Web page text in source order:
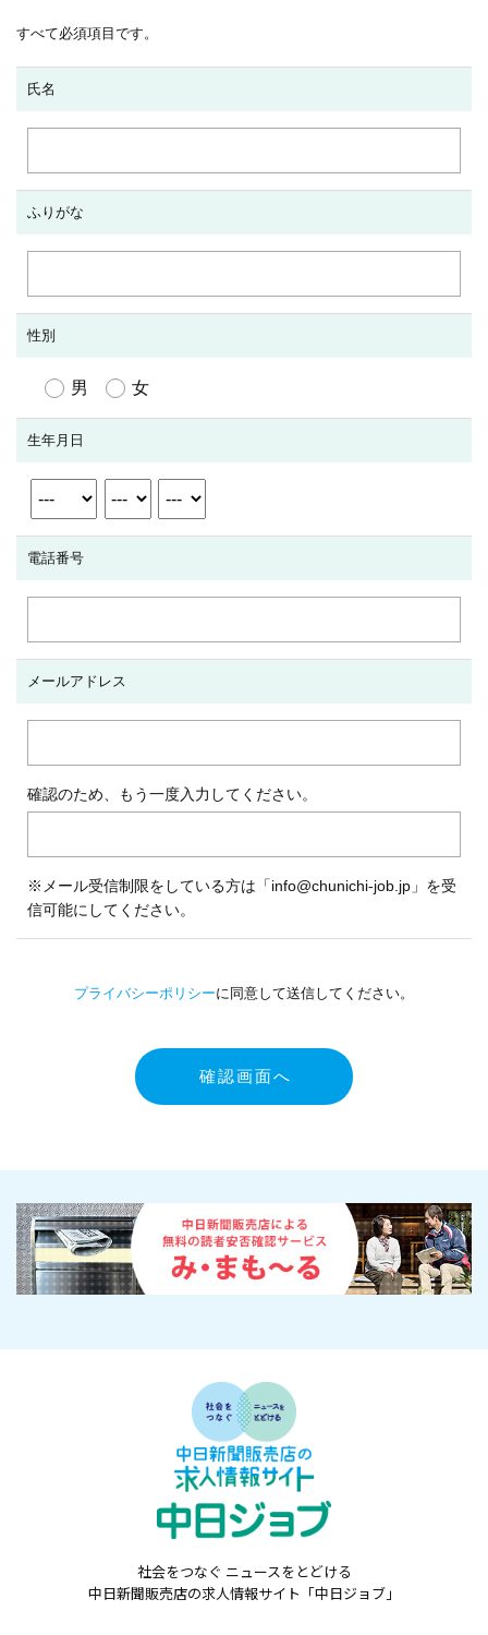
すべて必須項目です。
氏名
ふりがな
性別
男 女
生年月日
電話番号
メールアドレス
確認のため、もう一度入力してください。
※メール受信制限をしている方は「info@chunichi-job.jp」を受
信可能にしてください。
プライバシーポリシーに同意して送信してください。
確認画面へ
社会をつなぐ ニュースをとどける
中日新聞販売店の求人情報サイト「中日ジョブ」